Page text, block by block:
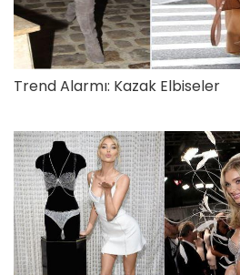
Trend Alarmı: Kazak Elbiseler